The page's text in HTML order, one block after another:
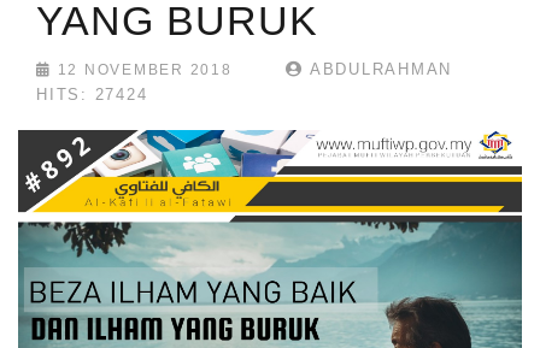
YANG BURUK
12 NOVEMBER 2018
ABDULRAHMAN
HITS: 27424